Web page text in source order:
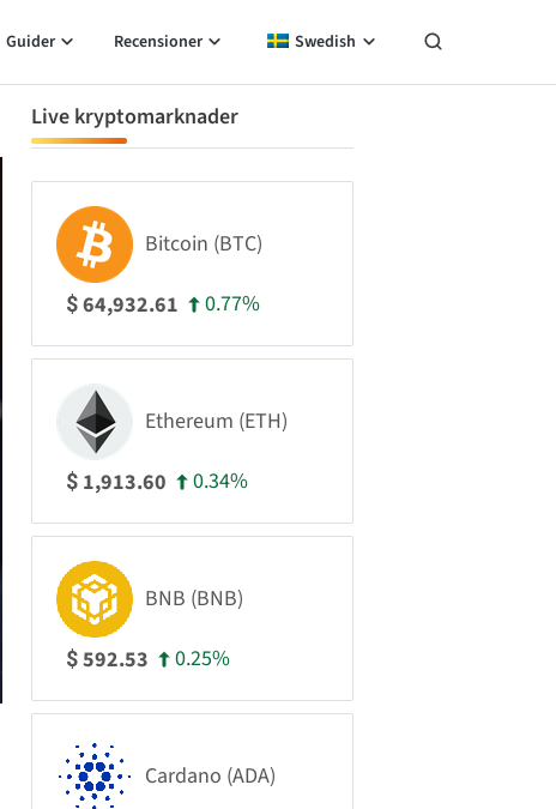
Guider Recensioner Swedish
Live kryptomarknader
Bitcoin (BTC)
$64,932.61 0.77%
Ethereum (ETH)
$ 1,913.60 0.34%
BNB (BNB)
$592.53 0.25%
Cardano (ADA)